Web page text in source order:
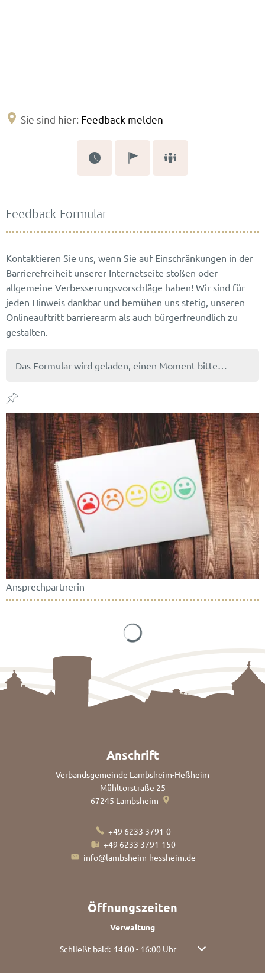
Sie sind hier: Feedback melden
Feedback
melden
Feedback-Formular
Kontaktieren Sie uns, wenn Sie auf Einschränkungen in der
Barrierefreiheit unserer Internetseite stoßen oder
allgemeine Verbesserungsvorschläge haben! Wir sind für
jeden Hinweis dankbar und bemühen uns stetig, unseren
Onlineauftritt barrierearm als auch bürgerfreundlich zu
gestalten.
Das Formular wird geladen, einen Moment bitte…
Ansprechpartnerin
Anschrift
Verbandsgemeinde Lambsheim-Heßheim
Mühltorstraße 25
67245 Lambsheim
+49 6233 3791-0
+49 6233 3791-150
info@lambsheim-hessheim.de
Öffnungszeiten
Verwaltung
Klicken, um weitere Öffnungs- oder Schließzeiten
Schließt bald: 14:00- 16:00Uhr Von 14:00 bis